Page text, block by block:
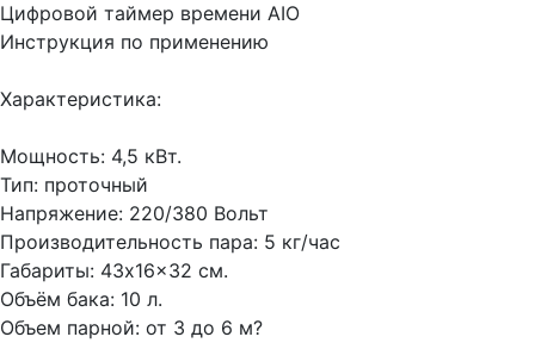
Цифровой таймер времени AIO
Инструкция по применению
Характеристика:
Мощность: 4,5 кВт.
Тип: проточный
Напряжение: 220/380 Вольт
Производительность пара: 5 кг/час
Габариты: 43x16x32 см.
Объём бака: 10 л.
Объем парной: от 3 до 6 м?